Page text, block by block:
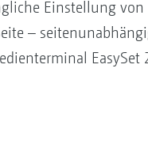
Einstellung
–